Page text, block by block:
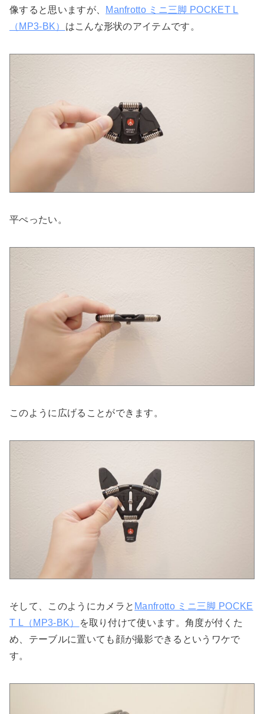
像すると思いますが、
Manfrotto ミニ三脚 POCKET L
（MP3-BK） はこんな形状のアイテムです。
平ぺったい。
このように広げることができます。
そして、このようにカメラと Manfrotto ミニ三脚 POCKE
T L（MP3-BK）
を取り付けて使います。角度が付くた
め、テーブルに置いても顔が撮影できるというワケで
す。